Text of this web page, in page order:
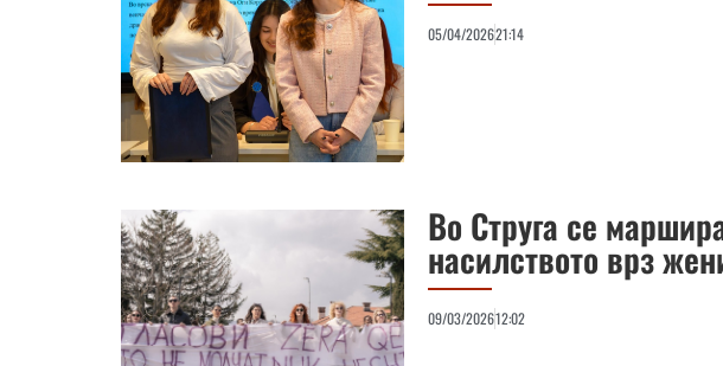
05/04/202621:14
Во Струга се
насилството врз
09/03/202612:02